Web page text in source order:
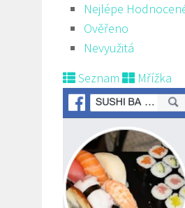
Nejlépe
Ověřeno
Nevyužitá
Seznam
Mřížka